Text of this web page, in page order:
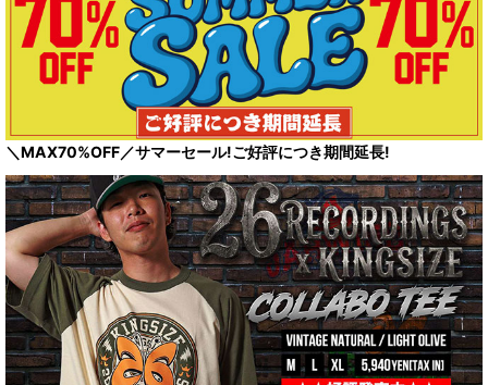
＼MAX70%OFF／サマーセール!ご好評につき期間延長!